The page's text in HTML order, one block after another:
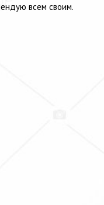
всем своим.